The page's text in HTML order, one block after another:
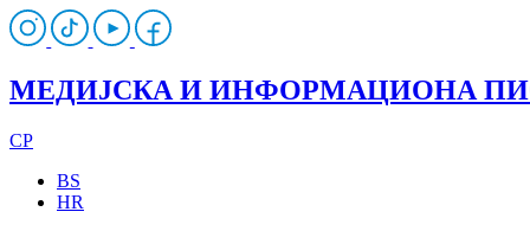
МЕДИЈСКА И ИНФОРМАЦИОНА
CP
BS
HR